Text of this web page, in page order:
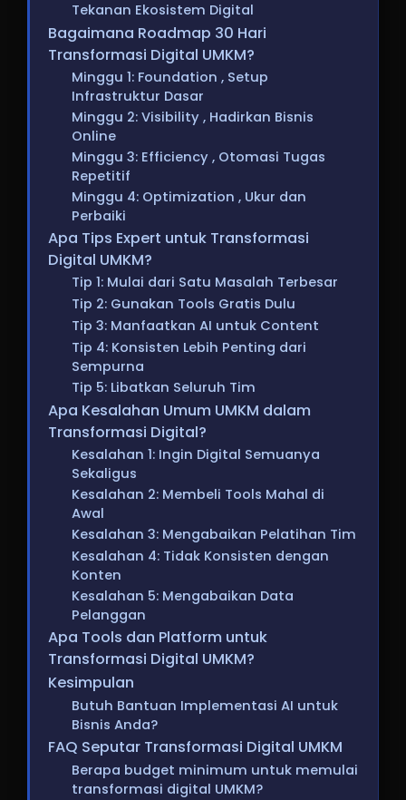
Tekanan Ekosistem Digital
Bagaimana Roadmap 30 Hari
Transformasi Digital UMKM?
Minggu 1: Foundation , Setup
Infrastruktur Dasar
Minggu 2: Visibility , Hadirkan Bisnis
Online
Minggu 3: Efficiency , Otomasi Tugas
Repetitif
Minggu 4: Optimization , Ukur dan
Perbaiki
Apa Tips Expert untuk Transformasi
Digital UMKM?
Tip 1: Mulai dari Satu Masalah Terbesar
Tip 2: Gunakan Tools Gratis Dulu
Tip 3: Manfaatkan AI untuk Content
Tip 4: Konsisten Lebih Penting dari
Sempurna
Tip 5: Libatkan Seluruh Tim
Apa Kesalahan Umum UMKM dalam
Transformasi Digital?
Kesalahan 1: Ingin Digital Semuanya
Sekaligus
Kesalahan 2: Membeli Tools Mahal di
Awal
Kesalahan 3: Mengabaikan Pelatihan Tim
Kesalahan 4: Tidak Konsisten dengan
Konten
Kesalahan 5: Mengabaikan Data
Pelanggan
Apa Tools dan Platform untuk
Transformasi Digital UMKM?
Kesimpulan
Butuh Bantuan Implementasi AI untuk
Bisnis Anda?
FAQ Seputar Transformasi Digital UMKM
Berapa budget minimum untuk memulai
transformasi digital UMKM?